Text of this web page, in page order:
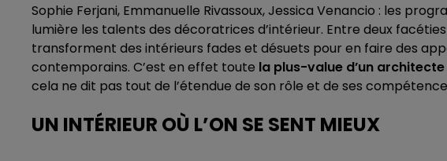
Sophie Ferjani, Emmanuelle Rivassoux, Jessica Venancio : les
lumière les talents des décoratrices d’intérieur. Entre deux
transforment des intérieurs fades et désuets pour en faire des
contemporains. C’est en effet toute la plus-value d’un
cela ne dit pas tout de l’étendue de son rôle et de ses
UN INTÉRIEUR OÙ L’ON SE SENT MIEUX